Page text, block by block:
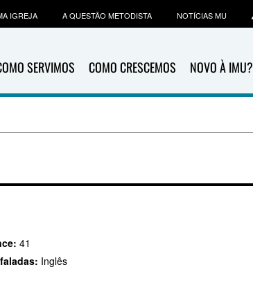
SERVIMOS COMO CRESCEMOS NOVO À IMU?
IGREJA A QUESTÃO METODISTA NOTÍCIAS MU
41
Inglês